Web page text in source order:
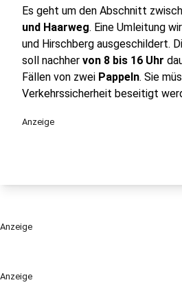
Anzeige
Es geht um den Abschnitt
und Haarweg. Eine Umleitung
und Hirschberg ausgeschildert.
soll nachher von 8 bis 16 Uhr
Fällen von zwei Pappeln. Sie
Verkehrssicherheit beseitigt
Anzeige
Anzeige